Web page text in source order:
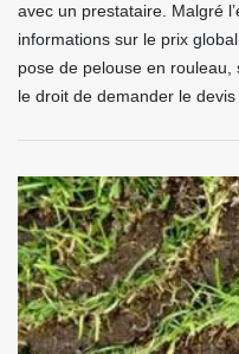
avec un prestataire. Malgré
informations sur le prix
pose de pelouse en
le droit de demander le devis